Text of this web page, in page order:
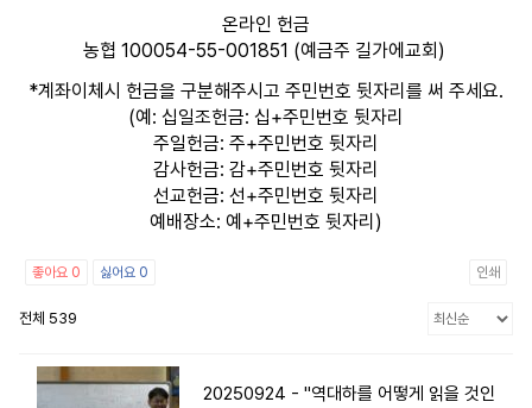
온라인 헌금
농협 100054-55-001851 (예금주 길가에교회)
*계좌이체시 헌금을 구분해주시고 주민번호 뒷자리를 써 주세요.
(예: 십일조헌금: 십+주민번호 뒷자리
주일헌금: 주+주민번호 뒷자리
감사헌금: 감+주민번호 뒷자리
선교헌금: 선+주민번호 뒷자리
예배장소: 예+주민번호 뒷자리)
좋아요 0 싫어요 0 인쇄
전체 539
20250924 - "역대하를 어떻게 읽을 것인